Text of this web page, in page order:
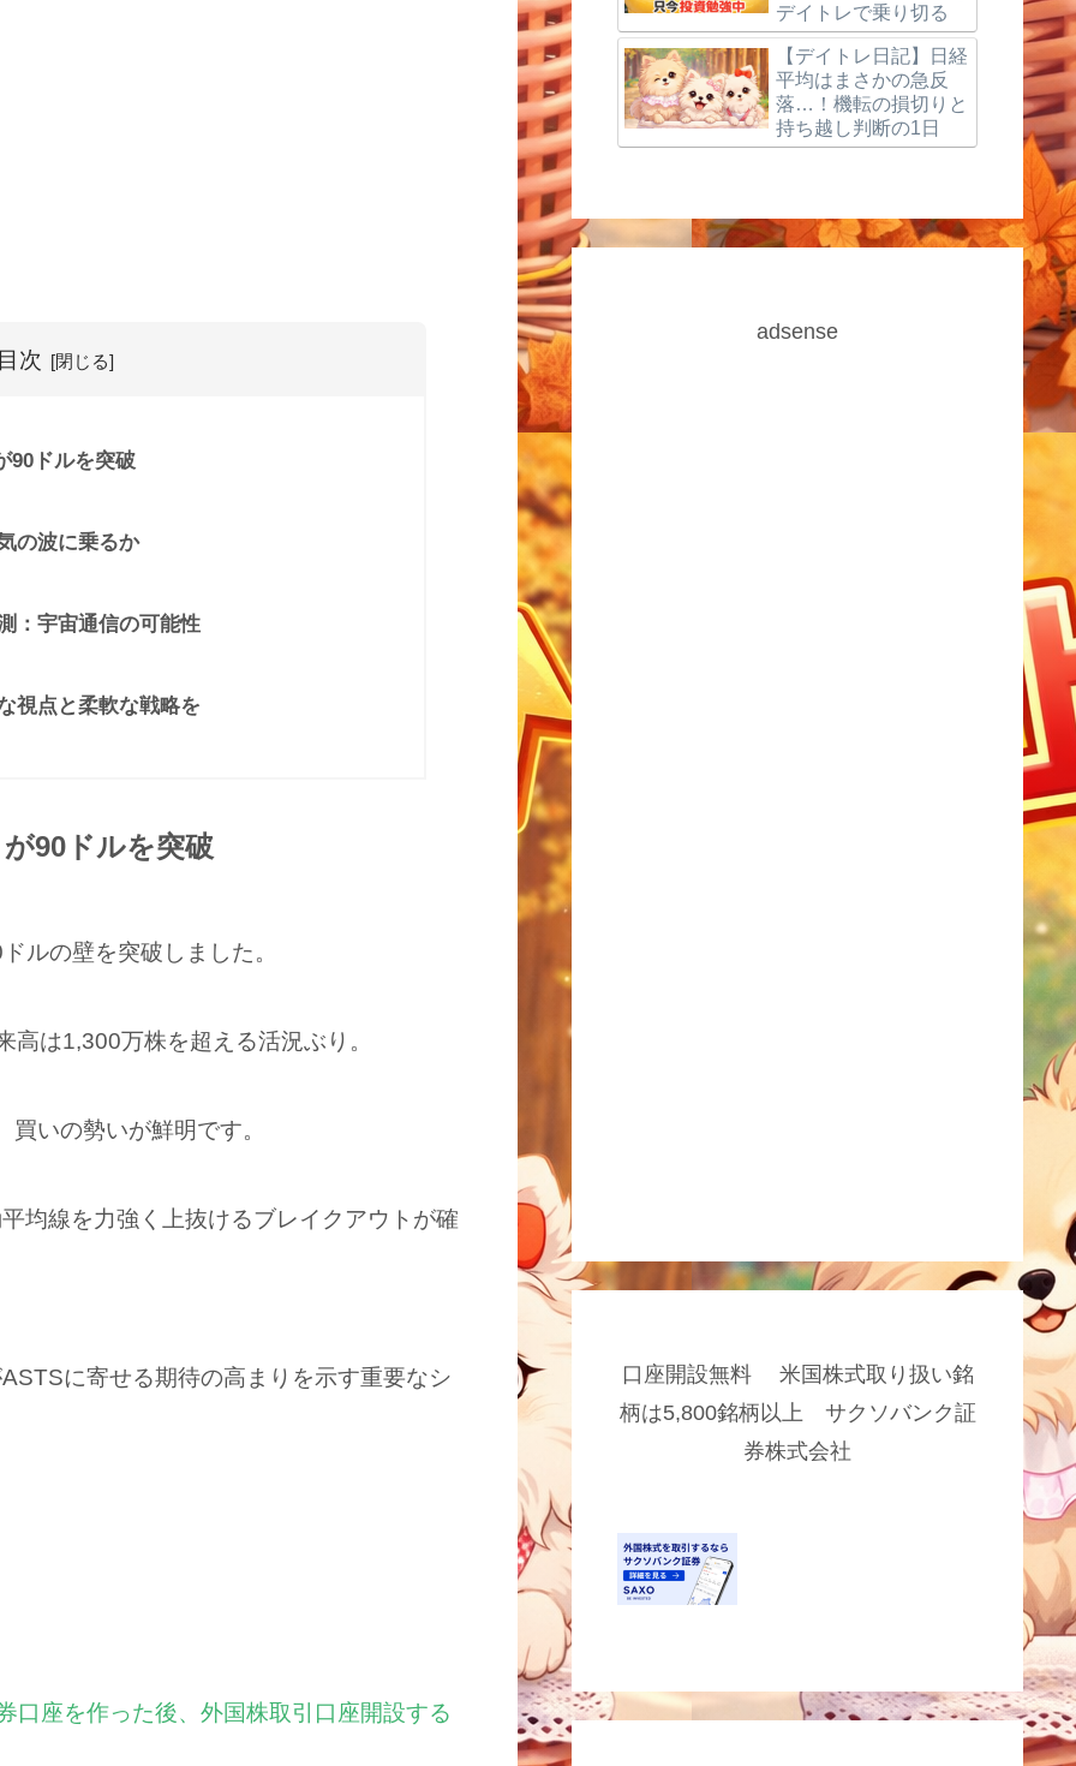
次
90ドルを突破
の波に乗るか
：宇宙通信の可能性
視点と柔軟な戦略を
90ドルを突破
ルの壁を突破しました。
は1,300万株を超える活況ぶり。
いの勢いが鮮明です。
均線を力強く上抜けるブレイクアウトが確
に寄せる期待の高まりを示す重要なシ
口座を作った後、外国株取引口座開設する
デイトレで乗り切る
【デイトレ日記】日経
平均はまさかの急反
落…！機転の損切りと
持ち越し判断の1日
adsense
口座開設無料 米国株式取り扱い銘
柄は5,800銘柄以上 サクソバンク証
券株式会社